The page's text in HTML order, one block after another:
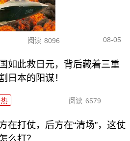
阅读 8096 08-05
如此救日元，背后藏着三重
日本的阳谋！
阅读 6579
在打仗，后方在“清场”，这仗